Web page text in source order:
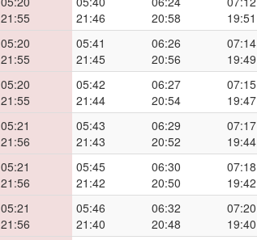
21:55
21:46
20:58
19:51
05:20
21:55
05:41
21:45
06:26
20:56
07:14
19:49
05:20
21:55
05:42
21:44
06:27
20:54
07:15
19:47
05:21
21:56
05:43
21:43
06:29
20:52
07:17
19:44
05:21
21:56
05:45
21:42
06:30
20:50
07:18
19:42
05:21
21:56
05:46
21:40
06:32
20:48
07:20
19:40